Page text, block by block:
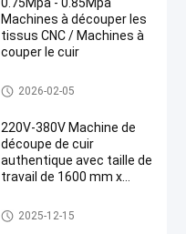
Machines à découper les
tissus CNC / Machines à
couper le cuir
Machine à couper les tapisseri
es
2026-02-05
220V-380V Machine de
découpe de cuir
authentique avec taille de
travail de 1600 mm x
reconnaissance de
caméra haute résolution
découpeuse en cuir
2025-12-15